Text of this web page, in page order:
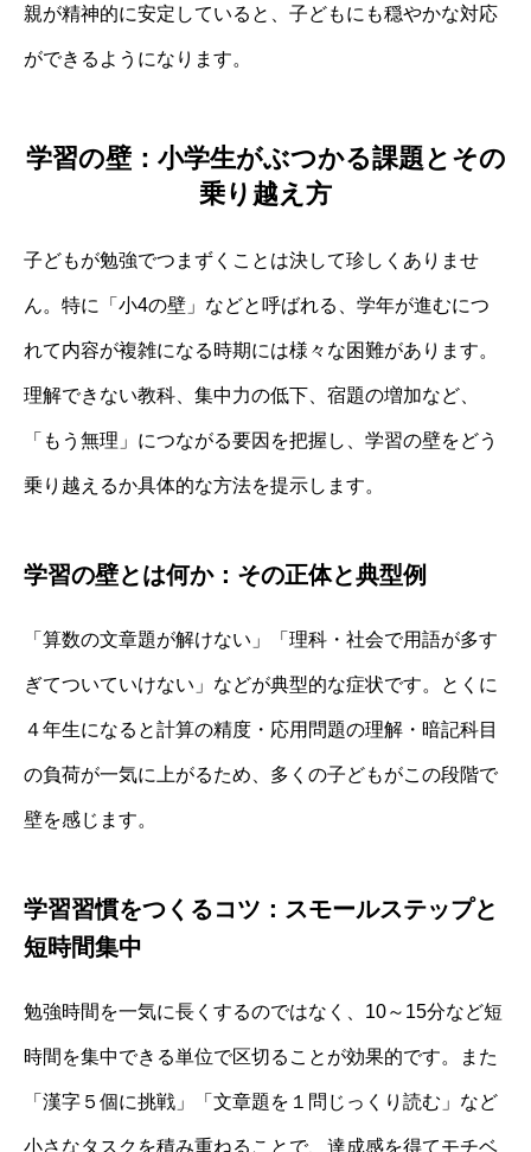
親が精神的に安定していると、子どもにも穏やかな対応
ができるようになります。
学習の壁：小学生がぶつかる課題とその
乗り越え方
子どもが勉強でつまずくことは決して珍しくありませ
ん。特に「小4の壁」などと呼ばれる、学年が進むにつ
れて内容が複雑になる時期には様々な困難があります。
理解できない教科、集中力の低下、宿題の増加など、
「もう無理」につながる要因を把握し、学習の壁をどう
乗り越えるか具体的な方法を提示します。
学習の壁とは何か：その正体と典型例
「算数の文章題が解けない」「理科・社会で用語が多す
ぎてついていけない」などが典型的な症状です。とくに
４年生になると計算の精度・応用問題の理解・暗記科目
の負荷が一気に上がるため、多くの子どもがこの段階で
壁を感じます。
学習習慣をつくるコツ：スモールステップと
短時間集中
勉強時間を一気に長くするのではなく、10～15分など短
時間を集中できる単位で区切ることが効果的です。また
「漢字５個に挑戦」「文章題を１問じっくり読む」など
小さなタスクを積み重ねることで、達成感を得てモチベ